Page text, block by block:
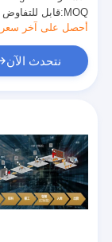
المنتجات
حولنا
جولة في
MOQ: قابل للتفاوض
أحصل على آخر سعر
نتحدث الآن